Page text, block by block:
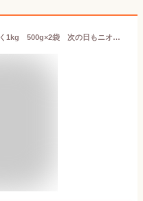
静岡市 梅辰株式会社 梅にんにく1kg 500g×2袋 次の日もニオイがしない無臭にんにく 紀州南高梅と国産かつお節で熟成 かつお梅にんにく大蒜ギフト 匂わない 漬物 漬け物 元祖 おかず ご飯 ご飯のお供 おとも 和食 和風 パリパリ食感が梅辰うめしんのオリジナル